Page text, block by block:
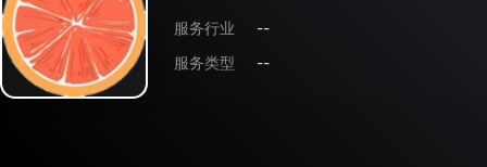
服务行业
--
服务类型
--